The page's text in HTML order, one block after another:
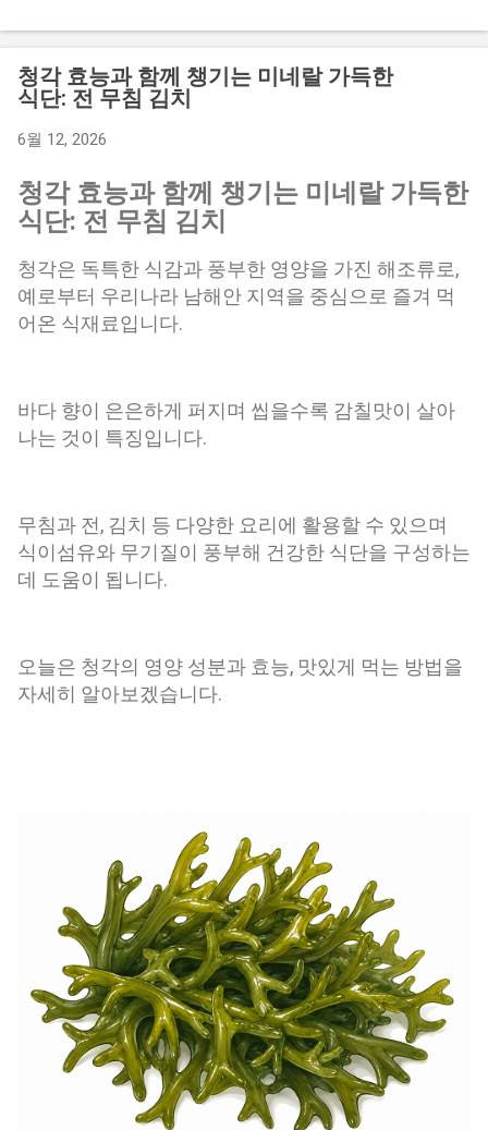
오늘은 어수리나물 효능부터 손질법, 보관법, 맛있는 레시피까
지 자세히 알아보겠습니다. 봄철 건강 식단을 고민하고 있다면
형과에 속하는 여러해살이 식물로 깊은 산에서 자생하는 산나
힙니다. 예전에는 산에서 쉽게 채취해 먹던 나물이었지만 최근
에는 재배가 늘어나면서 시장에서도 만날 수 있게 되었습니다.
드럽고 맛이 좋습니다. 신선한 어수리는 잎이 선명한 초록색을
띠고 줄기가 너무 굵지 않으며 향이 은은하게 퍼지는 것을 고르
는 것이 좋습니다. 어수리나물 효능으로 건강 챙기기 풍부한 식
수 있습니다. 채소 섭취가 부족한 현대인들이 식단에 활용하기
좋은 봄나물 중 하나입니다. 항산화 성분 공급 어수리에는 다양
다양하게 섭취하는 식습관은 건강한 생활 유지에 긍정적인 영
향을 줄 수 있습니다. 피로 회복과 활력 증진에 도움 봄철에는
계절 변화로 인해 쉽게 피로를 느끼는 경우가 많습니다. 어수리
나물...
청각 효능과 함께 챙기는 미네랄 가득한
식단: 전 무침 김치
6월 12, 2026
청각 효능과 함께 챙기는 미네랄 가득한
식단: 전 무침 김치
청각은 독특한 식감과 풍부한 영양을 가진 해조류로,
예로부터 우리나라 남해안 지역을 중심으로 즐겨 먹
어온 식재료입니다.
바다 향이 은은하게 퍼지며 씹을수록 감칠맛이 살아
나는 것이 특징입니다.
무침과 전, 김치 등 다양한 요리에 활용할 수 있으며
식이섬유와 무기질이 풍부해 건강한 식단을 구성하는
데 도움이 됩니다.
오늘은 청각의 영양 성분과 효능, 맛있게 먹는 방법을
자세히 알아보겠습니다.